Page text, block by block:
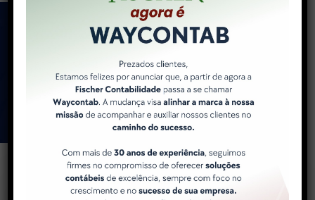
Como a WayContab pode
ajudar você e sua
empresa